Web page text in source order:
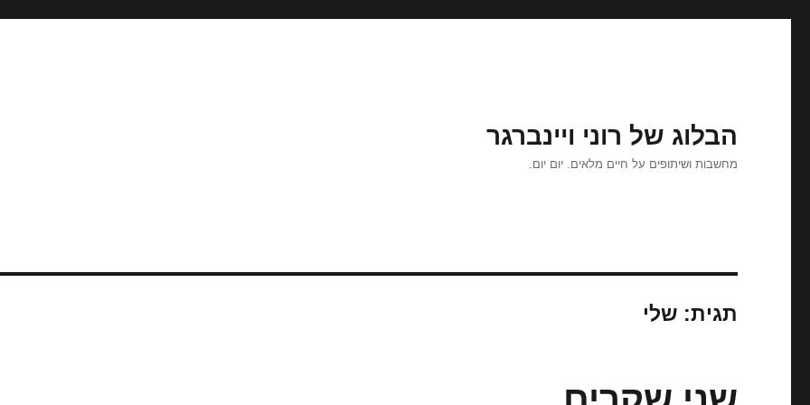
הבלוג של רוני ויינברגר
מחשבות ושיתופים על חיים מלאים. יום יום.
תגית: שלי